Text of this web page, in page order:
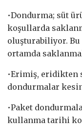
•Dondurma; süt
koşullarda
oluşturabiliyor. Bu
ortamda
•Erimiş, eridikten
dondurmalar
•Paket
kullanma tarihi